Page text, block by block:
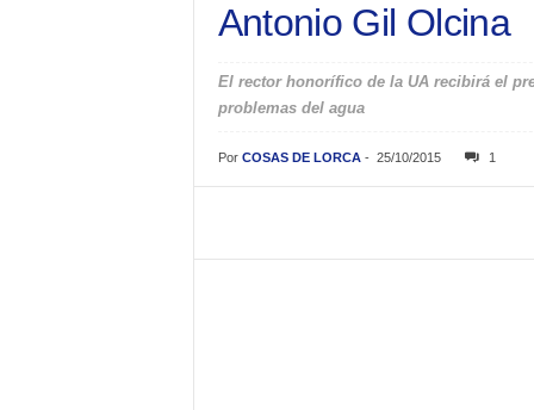
Antonio Gil Olcina
El rector honorífico de la UA recibirá el
problemas del agua
Por COSAS DE LORCA- 25/10/2015 1